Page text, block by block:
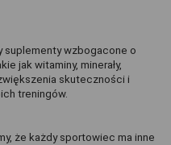
suplementy wzbogacone o
jak witaminy, minerały,
skuteczności i
treningów.
że każdy sportowiec ma inne